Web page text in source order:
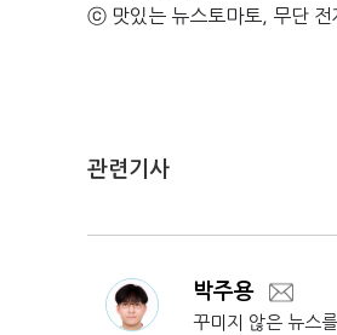
ⓒ 맛있는 뉴스토마토, 무단 전
관련기사
박주용
꾸미지 않은 뉴스